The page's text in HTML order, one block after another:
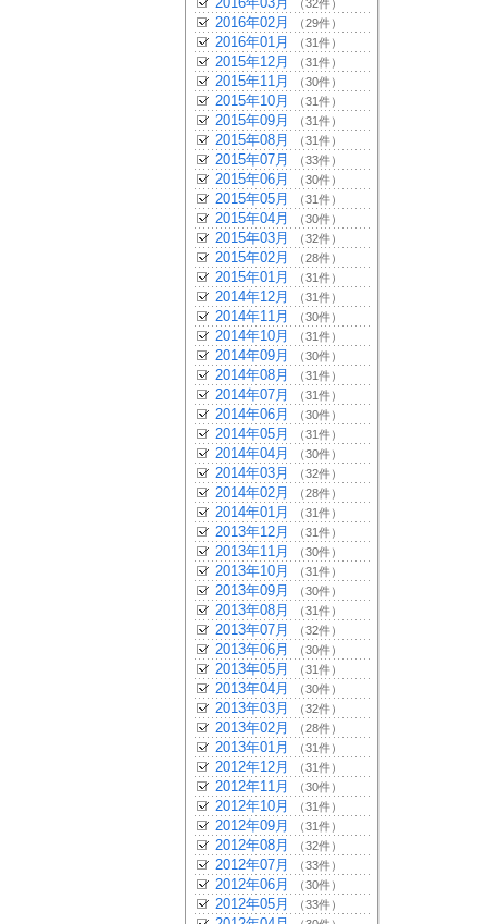
（32件）
2016年02月 （29件）
2016年01月 （31件）
2015年12月 （31件）
2015年11月 （30件）
2015年10月 （31件）
2015年09月 （31件）
2015年08月 （31件）
2015年07月 （33件）
2015年06月 （30件）
2015年05月 （31件）
2015年04月 （30件）
2015年03月 （32件）
2015年02月 （28件）
2015年01月 （31件）
2014年12月 （31件）
2014年11月 （30件）
2014年10月 （31件）
2014年09月 （30件）
2014年08月 （31件）
2014年07月 （31件）
2014年06月 （30件）
2014年05月 （31件）
2014年04月 （30件）
2014年03月 （32件）
2014年02月 （28件）
2014年01月 （31件）
2013年12月 （31件）
2013年11月 （30件）
2013年10月 （31件）
2013年09月 （30件）
2013年08月 （31件）
2013年07月 （32件）
2013年06月 （30件）
2013年05月 （31件）
2013年04月 （30件）
2013年03月 （32件）
2013年02月 （28件）
2013年01月 （31件）
2012年12月 （31件）
2012年11月 （30件）
2012年10月 （31件）
2012年09月 （31件）
2012年08月 （32件）
2012年07月 （33件）
2012年06月 （30件）
2012年05月 （33件）